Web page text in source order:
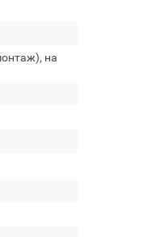
на